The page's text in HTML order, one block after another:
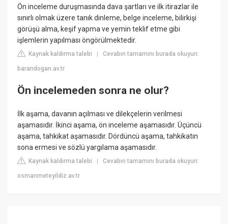
Ön inceleme duruşmasında dava şartları ve ilk itirazlar ile
sınırlı olmak üzere tanık dinleme, belge inceleme, bilirkişi
görüşü alma, keşif yapma ve yemin teklif etme gibi
işlemlerin yapılması öngörülmektedir.
Kaynak kaldırma talebi |Cevabın tamamını burada okuyun:
barandogan.av.tr
Ön incelemeden sonra ne olur?
İlk aşama, davanın açılması ve dilekçelerin verilmesi
aşamasıdır. İkinci aşama, ön inceleme aşamasıdır. Üçüncü
aşama, tahkikat aşamasıdır. Dördüncü aşama, tahkikatın
sona ermesi ve sözlü yargılama aşamasıdır.
Kaynak kaldırma talebi |Cevabın tamamını burada okuyun:
osmanmeteyildiz.av.tr